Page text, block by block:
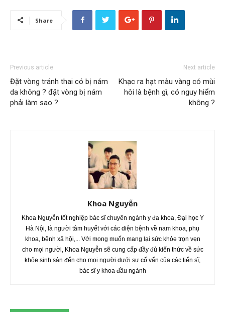
Share
Previous article
Đặt vòng tránh thai có bị nám
da không ? đặt vòng bị nám
phải làm sao ?
Next article
Khạc ra hạt màu vàng có mùi
hôi là bệnh gì, có nguy hiểm
không ?
Khoa Nguyễn
Khoa Nguyễn tốt nghiệp bác sĩ chuyên ngành y đa khoa, Đại học Y
Hà Nội, là người tâm huyết với các diện bệnh về nam khoa, phụ
khoa, bệnh xã hội,... Với mong muốn mang lại sức khỏe trọn vẹn
cho mọi người, Khoa Nguyễn sẽ cung cấp đầy đủ kiến thức về sức
khỏe sinh sản đến cho mọi người dưới sự cố vấn của các tiến sĩ,
bác sĩ y khoa đầu ngành